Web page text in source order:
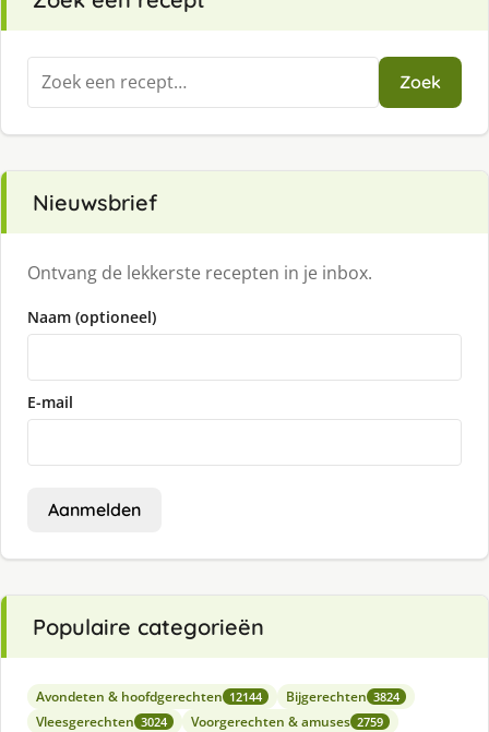
Zoeken
naar:
Zoek
Nieuwsbrief
Ontvang de lekkerste recepten in je inbox.
Naam (optioneel)
E-mail
Aanmelden
Populaire categorieën
Avondeten & hoofdgerechten 12144 Bijgerechten 3824
Vleesgerechten 3024 Voorgerechten & amuses 2759